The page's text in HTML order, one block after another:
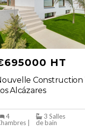
HT
Construction
Alcázares
4
|
3 Salles
de bain